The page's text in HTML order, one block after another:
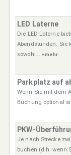
LED Laterne
Die LED-Laterne
Abendstunden. Sie
sowohl...» mehr
Parkplatz auf
Wenn Sie mit dem
Buchung optional
PKW-
Je nach Strecke
buchen (d.h. wenn